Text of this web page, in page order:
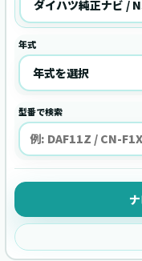
年式
型番で検索